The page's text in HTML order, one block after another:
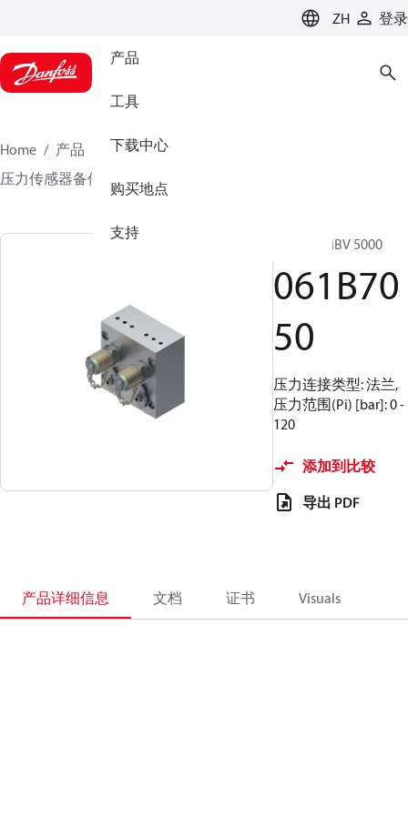
ZH 登录
产品
工具
下载中心
购买地点
支持
Home 产品 传感方案
压力传感器备件和配件
测试阀, MBV 5000
061B70
50
压力连接类型: 法兰,
压力范围(Pi) [bar]: 0 -
120
添加到比较
导出 PDF
产品详细信息 文档 证书 Visuals